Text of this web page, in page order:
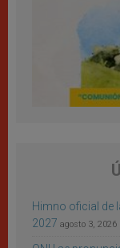
Himno oficial de
2027 agosto 3, 2026